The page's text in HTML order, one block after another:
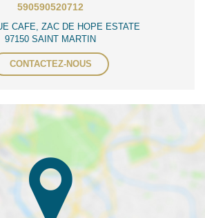
590590520712
CAFE, ZAC DE HOPE ESTATE
97150 SAINT MARTIN
CONTACTEZ-NOUS